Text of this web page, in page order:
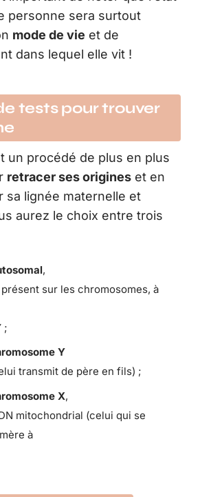
personne sera surtout
mode de vie et de
dans lequel elle vit !
tests pour trouver
un procédé de plus en plus
retracer ses origines et en
sa lignée maternelle et
aurez le choix entre trois
,
présent sur les chromosomes, à
;
Y
transmit de père en fils) ;
X,
mitochondrial (celui qui se
à